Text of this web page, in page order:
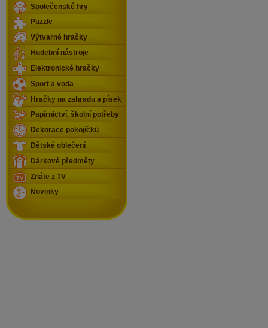
Společenské hry
Puzzle
Výtvarné hračky
Hudební nástroje
Elektronické hračky
Sport a voda
Hračky na zahradu a písek
Papírnictví, školní potřeby
Dekorace pokojíčků
Dětské oblečení
Dárkové předměty
Znáte z TV
Novinky